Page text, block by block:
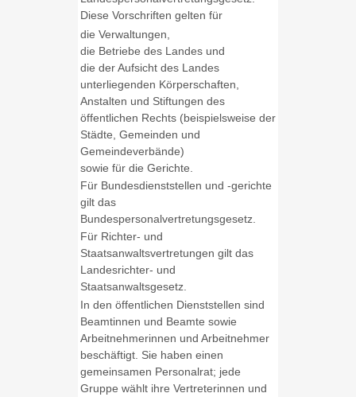
Diese Vorschriften gelten für
die Verwaltungen,
die Betriebe des Landes und
die der Aufsicht des Landes
unterliegenden Körperschaften,
Anstalten und Stiftungen des
öffentlichen Rechts (beispielsweise der
Städte, Gemeinden und
Gemeindeverbände)
sowie für die Gerichte.
Für Bundesdienststellen und -gerichte
gilt das
Bundespersonalvertretungsgesetz.
Für Richter- und
Staatsanwaltsvertretungen gilt das
Landesrichter- und
Staatsanwaltsgesetz.
In den öffentlichen Dienststellen sind
Beamtinnen und Beamte sowie
Arbeitnehmerinnen und Arbeitnehmer
beschäftigt. Sie haben einen
gemeinsamen Personalrat; jede
Gruppe wählt ihre Vertreterinnen und